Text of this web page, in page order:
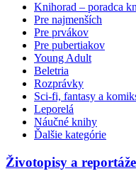
Knihorad – poradca
Pre najmenších
Pre prvákov
Pre pubertiakov
Young Adult
Beletria
Rozprávky
Sci-fi, fantasy a
Leporelá
Náučné knihy
Ďalšie kategórie
Životopisy a reportáže